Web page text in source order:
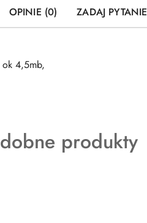
OPINIE (0) ZADAJ PYTANIE
ok 4,5mb,
produkty